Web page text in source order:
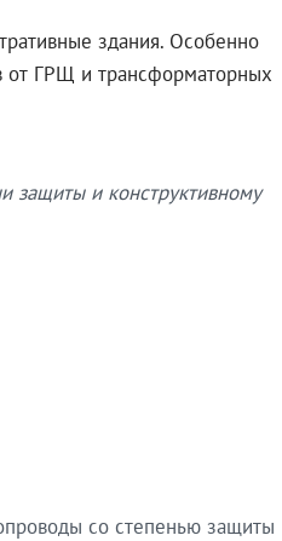
здания. Особенно
от ГРЩ и трансформаторных
защиты и конструктивному
со степенью защиты